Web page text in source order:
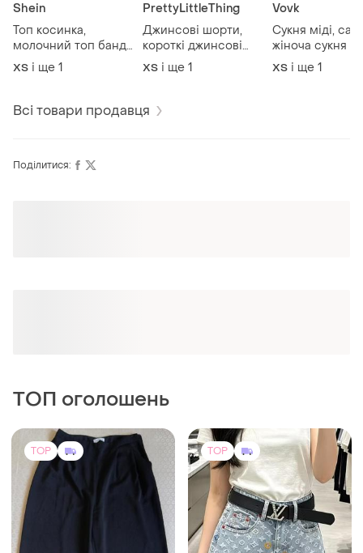
Shein
Топ косинка,
молочний топ бандо,
топ
ХS і ще 1
PrettyLittleThing
Джинсові шорти,
короткі джинсові
шорти
XS і ще 1
Vovk
Сукня міді,
жіноча сукня
сукня на
ХS і ще 1
Всі товари продавця
Поділитися:
ТОП оголошень
TOP TOP